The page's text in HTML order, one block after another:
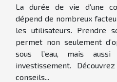
La durée de vie d’une
dépend de nombreux
les utilisateurs. Prendre
permet non seulement
sous l’eau, mais
investissement.
conseils...